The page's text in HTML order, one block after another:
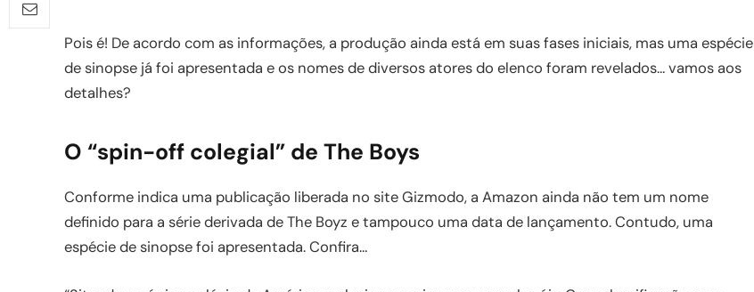
Pois é! De acordo com as informações, a produção ainda está em suas fases iniciais, mas uma espécie
de sinopse já foi apresentada e os nomes de diversos atores do elenco foram revelados… vamos aos
detalhes?
O “spin-off colegial” de The Boys
Conforme indica uma publicação liberada no site Gizmodo, a Amazon ainda não tem um nome
definido para a série derivada de The Boyz e tampouco uma data de lançamento. Contudo, uma
espécie de sinopse foi apresentada. Confira…